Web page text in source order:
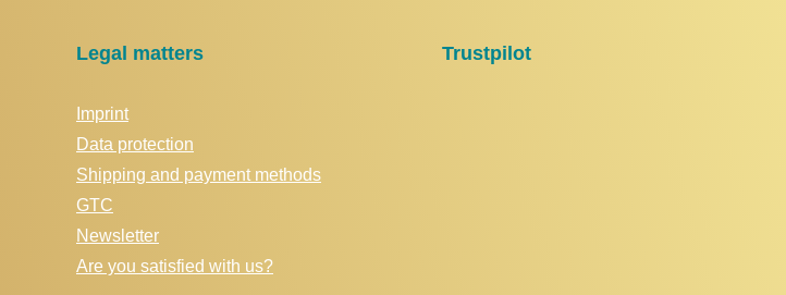
Legal matters
Imprint
Data protection
Shipping and payment methods
GTC
Newsletter
Are you satisfied with us?
Trustpilot